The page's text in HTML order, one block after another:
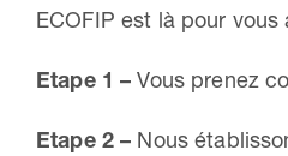
ECOFIP est là pour
Etape 1 –Vous prenez
Etape 2 – Nous